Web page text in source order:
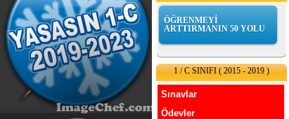
ÖĞRENMEYİ
ARTTIRMANIN 50 YOLU
1 / C SINIFI ( 2015 - 2019 )
Sınavlar
Ödevler